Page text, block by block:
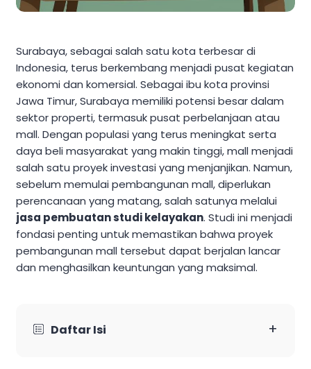
Surabaya, sebagai salah satu kota terbesar di
Indonesia, terus berkembang menjadi pusat kegiatan
ekonomi dan komersial. Sebagai ibu kota provinsi
Jawa Timur, Surabaya memiliki potensi besar dalam
sektor properti, termasuk pusat perbelanjaan atau
mall. Dengan populasi yang terus meningkat serta
daya beli masyarakat yang makin tinggi, mall menjadi
salah satu proyek investasi yang menjanjikan. Namun,
sebelum memulai pembangunan mall, diperlukan
perencanaan yang matang, salah satunya melalui
jasa pembuatan studi kelayakan. Studi ini menjadi
fondasi penting untuk memastikan bahwa proyek
pembangunan mall tersebut dapat berjalan lancar
dan menghasilkan keuntungan yang maksimal.
Daftar Isi +